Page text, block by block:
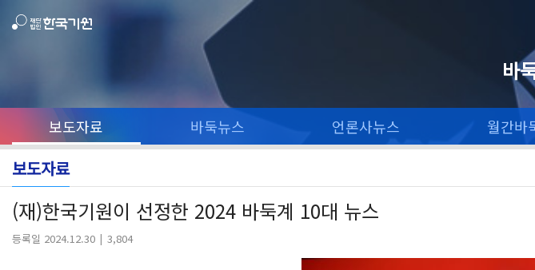
바
보도자료 바둑뉴스 언론사뉴스 월간바
보도자료
(재)한국기원이 선정한 2024 바둑계 10대 뉴스
등록일 2024.12.30 3,804